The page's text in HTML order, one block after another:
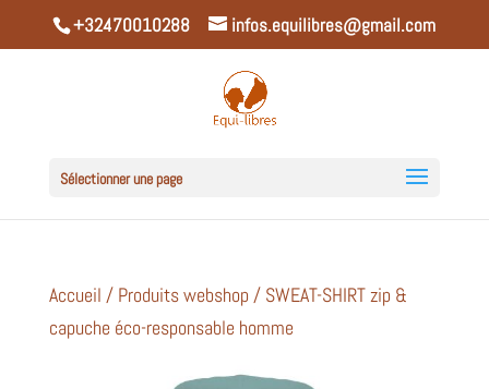
+32470010288 infos.equilibres@gmail.com
Sélectionner une page
Accueil / Produits webshop / SWEAT-SHIRT zip &
capuche éco-responsable homme